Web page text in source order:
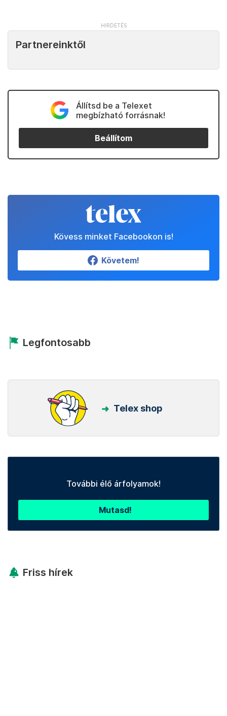
Partnereinktől
Állítsd be a Telexet
megbízható forrásnak!
Beállítom
Kövess minket Facebookon is!
Követem!
Legfontosabb
Telex shop
További élő árfolyamok!
Mutasd!
Friss hírek